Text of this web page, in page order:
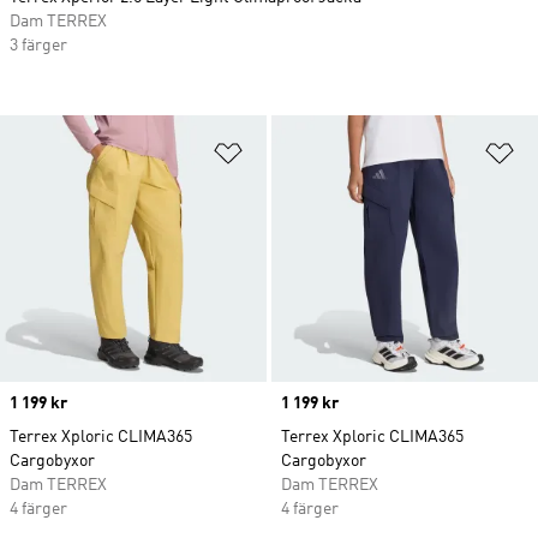
Lägg till på önskelistan
Price
1 199 kr
Terrex Xploric CLIMA365
Cargobyxor
Dam TERREX
4 färger
Price
1 199 kr
Terrex Xploric CLIMA365
Cargobyxor
Dam TERREX
4 färger
Dam TERREX
3 färger